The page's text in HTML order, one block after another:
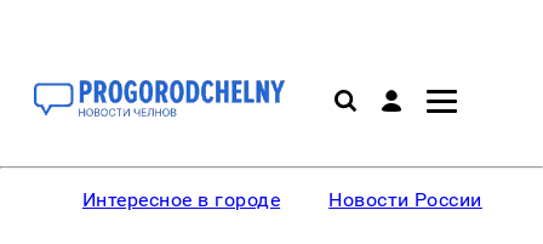
Интересное в городе Новости России